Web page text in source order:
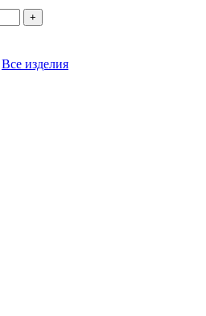
Все изделия